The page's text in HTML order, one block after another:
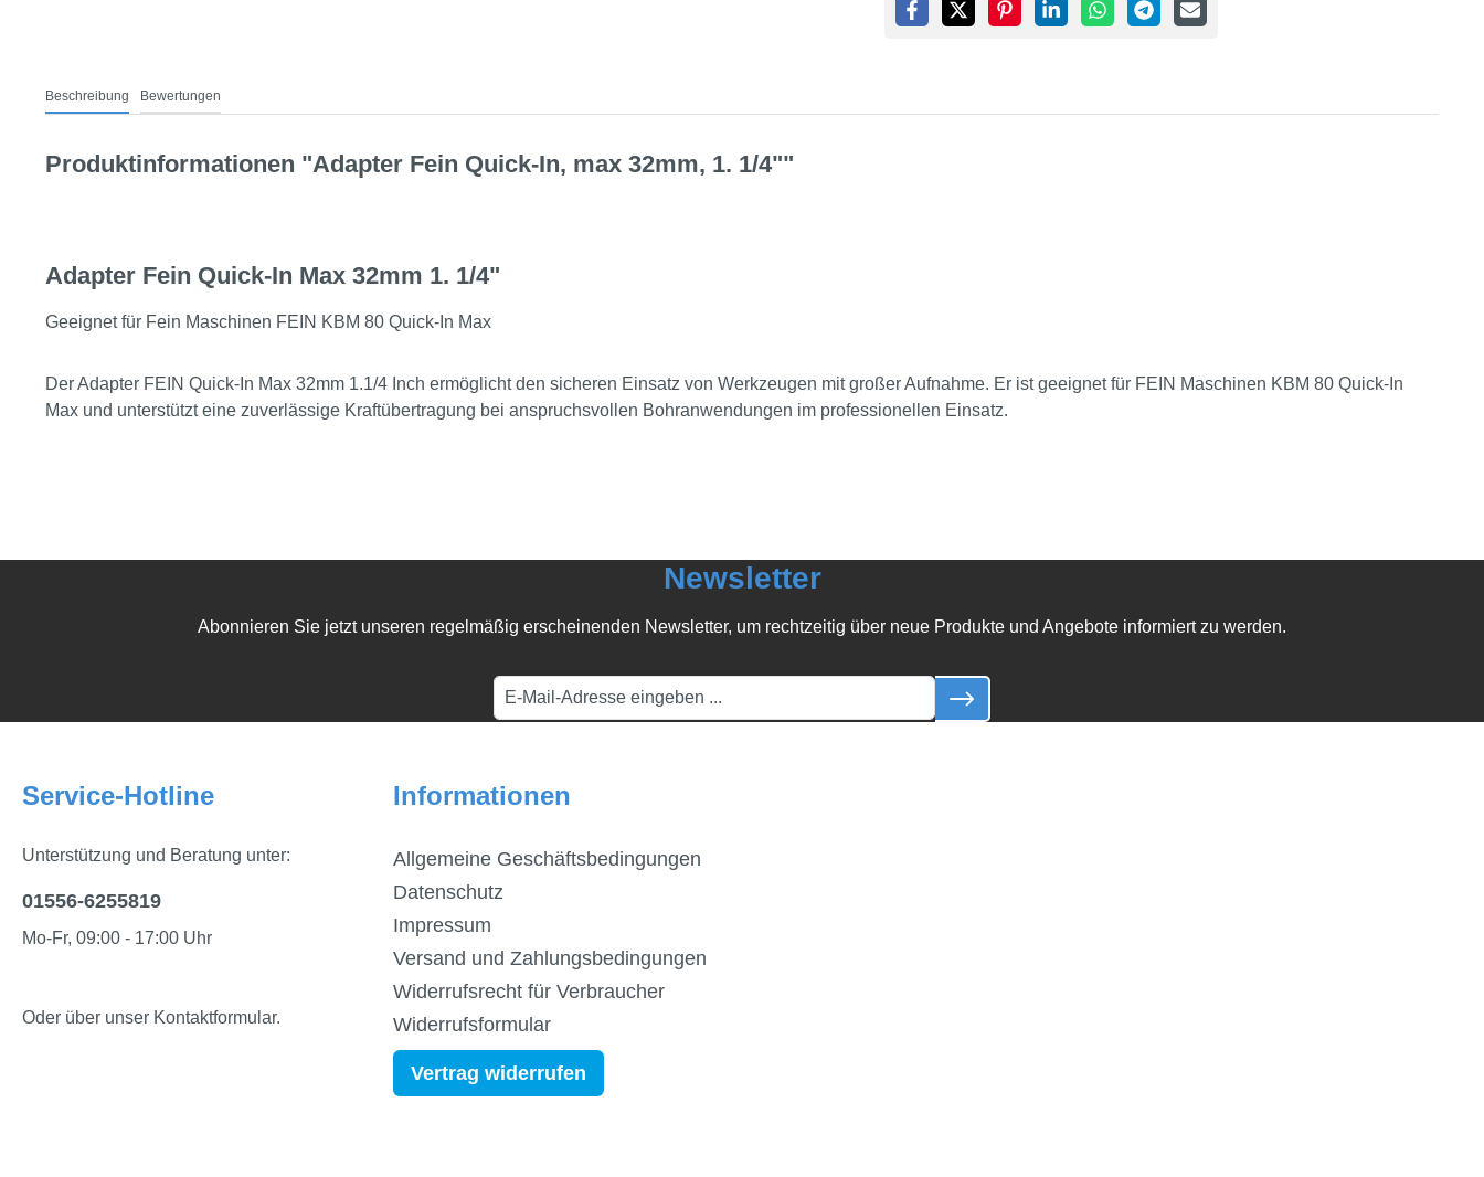
Beschreibung Bewertungen
Produktinformationen "Adapter Fein Quick-In, max 32mm, 1. 1/4""
Adapter Fein Quick-In Max 32mm 1. 1/4"
Geeignet für Fein Maschinen FEIN KBM 80 Quick-In Max
Der Adapter FEIN Quick-In Max 32mm 1.1/4 Inch ermöglicht den sicheren Einsatz von Werkzeugen mit großer Aufnahme. Er ist geeignet für FEIN Maschinen KBM 80 Quick-In
Max und unterstützt eine zuverlässige Kraftübertragung bei anspruchsvollen Bohranwendungen im professionellen Einsatz.
Newsletter
Abonnieren Sie jetzt unseren regelmäßig erscheinenden Newsletter, um rechtzeitig über neue Produkte und Angebote informiert zu werden.
Service-Hotline
Unterstützung und Beratung unter:
01556-6255819
Mo-Fr, 09:00 - 17:00 Uhr
Oder über unser Kontaktformular.
Informationen
Allgemeine Geschäftsbedingungen
Datenschutz
Impressum
Versand und Zahlungsbedingungen
Widerrufsrecht für Verbraucher
Widerrufsformular
Vertrag widerrufen